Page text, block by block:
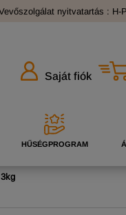
nyitvatartás : H-
Saját fiók
HŰSÉGPROGRAM